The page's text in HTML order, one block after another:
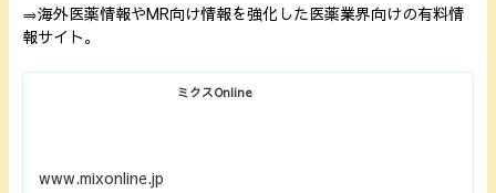
⇒海外医薬情報やMR向け情報を強化した医薬業界向けの有料情
報サイト。
ミクスOnline
www.mixonline.jp